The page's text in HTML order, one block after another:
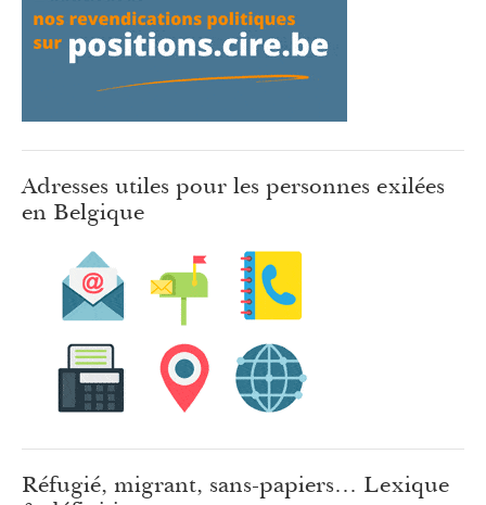
Adresses utiles pour les personnes exilées
en Belgique
Réfugié, migrant, sans-papiers… Lexique